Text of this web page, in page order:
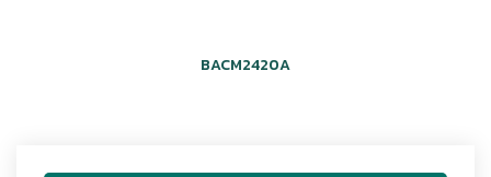
BACM2420A